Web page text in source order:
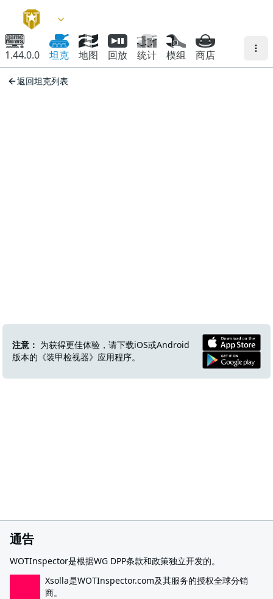
1.44.0.0 坦克 地图 回放 统计 模组 商店
返回坦克列表
注意： 为获得更佳体验，请下载iOS或Android
版本的《装甲检视器》应用程序。
通告
WOTInspector是根据WG DPP条款和政策独立开发的。
Xsolla是WOTInspector.com及其服务的授权全球分销
商。